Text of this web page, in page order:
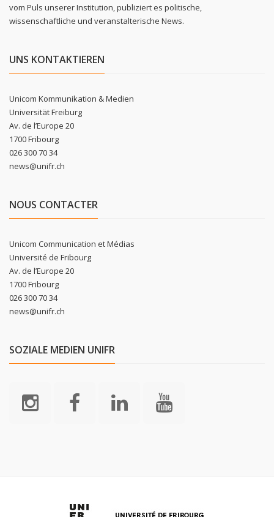
vom Puls unserer Institution, publiziert es politische,
wissenschaftliche und veranstalterische News.
UNS KONTAKTIEREN
Unicom Kommunikation & Medien
Universität Freiburg
Av. de l’Europe 20
1700 Fribourg
026 300 70 34
news@unifr.ch
NOUS CONTACTER
Unicom Communication et Médias
Université de Fribourg
Av. de l’Europe 20
1700 Fribourg
026 300 70 34
news@unifr.ch
SOZIALE MEDIEN UNIFR